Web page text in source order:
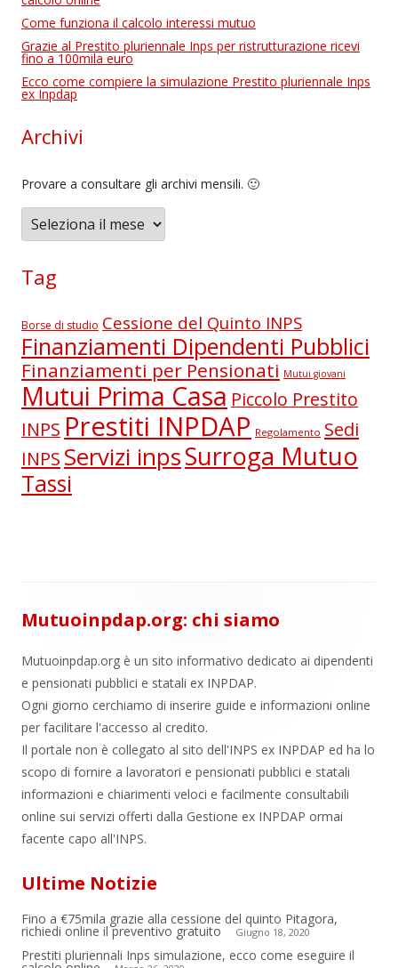
p
e
r
:
Come funziona il calcolo interessi mutuo
Grazie al Prestito pluriennale Inps per ristrutturazione ricevi
fino a 100mila euro
Ecco come compiere la simulazione Prestito pluriennale Inps
ex Inpdap
Archivi
Provare a consultare gli archivi mensili. 🙂
r
h
v
Tag
Borse di studio Cessione del Quinto INPS
Finanziamenti Dipendenti Pubblici
Finanziamenti per Pensionati Mutui giovani
Mutui Prima Casa Piccolo Prestito
INPS Prestiti INPDAP Regolamento Sedi
INPS Servizi inpsSurroga Mutuo
Tassi
Mutuoinpdap.org: chi siamo
Mutuoinpdap.org è un sito informativo dedicato ai dipendenti
e pensionati pubblici e statali ex INPDAP.
Ogni giorno cerchiamo di inserire guide e informazioni online
per facilitare l'accesso al credito.
Il portale non è collegato al sito dell'INPS ex INPDAP ed ha lo
scopo di fornire a lavoratori e pensionati pubblici e statali
informazioni e chiarimenti veloci e facilmente consultabili
online sui servizi offerti dalla Gestione ex INPDAP ormai
facente capo all'INPS.
Ultime Notizie
Fino a €75mila grazie alla cessione del quinto Pitagora,
richiedi online il preventivo gratuito Giugno 18, 2020
Prestiti pluriennali Inps simulazione, ecco come eseguire il